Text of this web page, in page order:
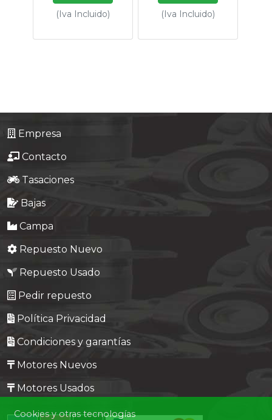
(Iva Incluido) (Iva Incluido)
Empresa
Contacto
Tasaciones
Bajas
Campa
Repuesto Nuevo
Repuesto Usado
Pedir repuesto
Política Privacidad
Condiciones y garantías
Motores Nuevos
Motores Usados
Cookies y otras tecnologías